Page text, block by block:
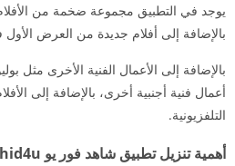
يوجد في التطبيق مجموعة ضخمة من
بالإضافة إلى أفلام جديدة من العرض الأول
بالإضافة إلى الأعمال الفنية الأخرى مثل
أعمال فنية أجنبية أخرى، بالإضافة إلى
التلفزيونية.
أهمية تنزيل تطبيق شاهد فور يو shahid4u